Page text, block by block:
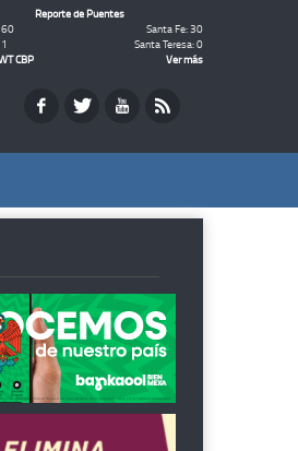
Reporte de Puentes
60
Santa Fe: 30
Santa Teresa: 0
CBP
Ver más